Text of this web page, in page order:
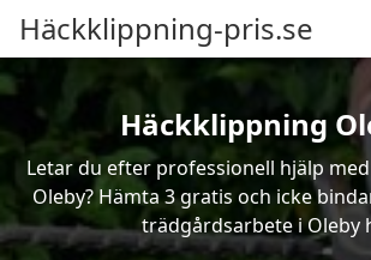
Häckklippning-pris.se
Häckklippning
Letar du efter professionell hjälp
Oleby? Hämta 3 gratis och icke
trädgårdsarbete i Oleby